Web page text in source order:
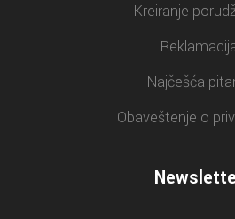
Kreiranje
Najčešća
Obaveštenje o